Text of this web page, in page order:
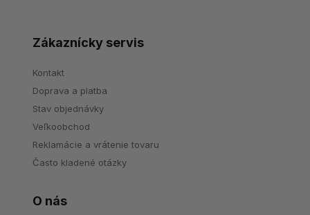
Zákaznícky servis
Kontakt
Doprava a platba
Stav objednávky
Veľkoobchod
Reklamácie a vrátenie tovaru
Často kladené otázky
O nás